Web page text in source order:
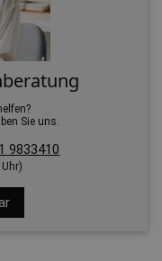
Sie uns.
9833410